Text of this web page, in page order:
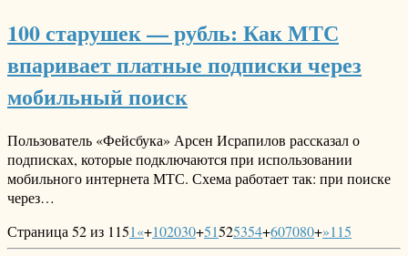
100 старушек — рубль: Как МТС
впаривает платные подписки через
мобильный поиск
Пользователь «Фейсбука» Арсен Исрапилов рассказал о
подписках, которые подключаются при использовании
мобильного интернета МТС. Схема работает так: при поиске
через…
Страница 52 из 1151«+102030+51525354+607080+»115